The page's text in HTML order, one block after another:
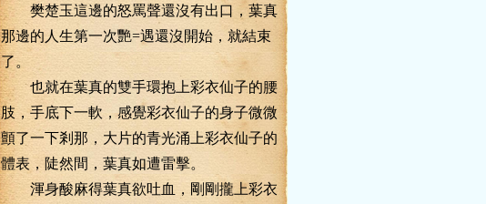
樊楚玉這邊的怒罵聲還沒有出口，葉真
那邊的人生第一次艷=遇還沒開始，就結束
了。
也就在葉真的雙手環抱上彩衣仙子的腰
肢，手底下一軟，感覺彩衣仙子的身子微微
顫了一下剎那，大片的青光涌上彩衣仙子的
體表，陡然間，葉真如遭雷擊。
渾身酸麻得葉真欲吐血，剛剛攏上彩衣